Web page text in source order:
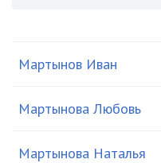
Мартынов Иван
Мартынова Любовь
Мартынова Наталья